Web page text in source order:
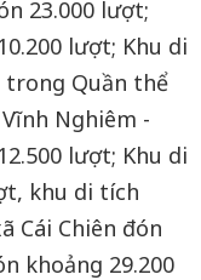
23.000 lượt;
lượt; Khu di
trong Quần thể
Nghiêm -
lượt; Khu di
khu di tích
Cái Chiên đón
khoảng 29.200